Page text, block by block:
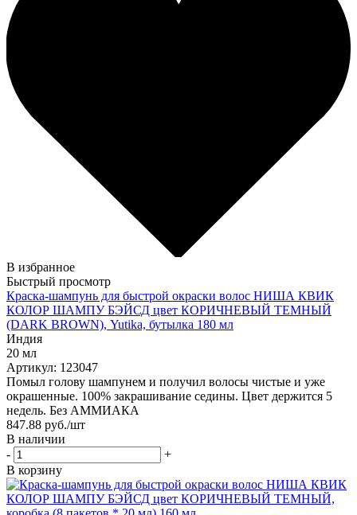
В избранное
Быстрый просмотр
Краска-шампунь для быстрой окраски волос НИША КВИК
КОЛОР ШАМПУ БЭЙСД цвет КОРИЧНЕВЫЙ ТЕМНЫЙ
(DARK BROWN), Yutika, бутылка 180 мл
Индия
20 мл
Артикул: 123047
Помыл голову шампунем и получил волосы чистые и уже
окрашенные. 100% закрашивание седины. Цвет держится 5
недель. Без АММИАКА
847.88 руб./шт
В наличии
-
+
В корзину